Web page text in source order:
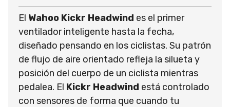
El Wahoo Kickr Headwind es el primer
ventilador inteligente hasta la fecha,
diseñado pensando en los ciclistas. Su patrón
de flujo de aire orientado refleja la silueta y
posición del cuerpo de un ciclista mientras
pedalea. El Kickr Headwind está controlado
con sensores de forma que cuando tu